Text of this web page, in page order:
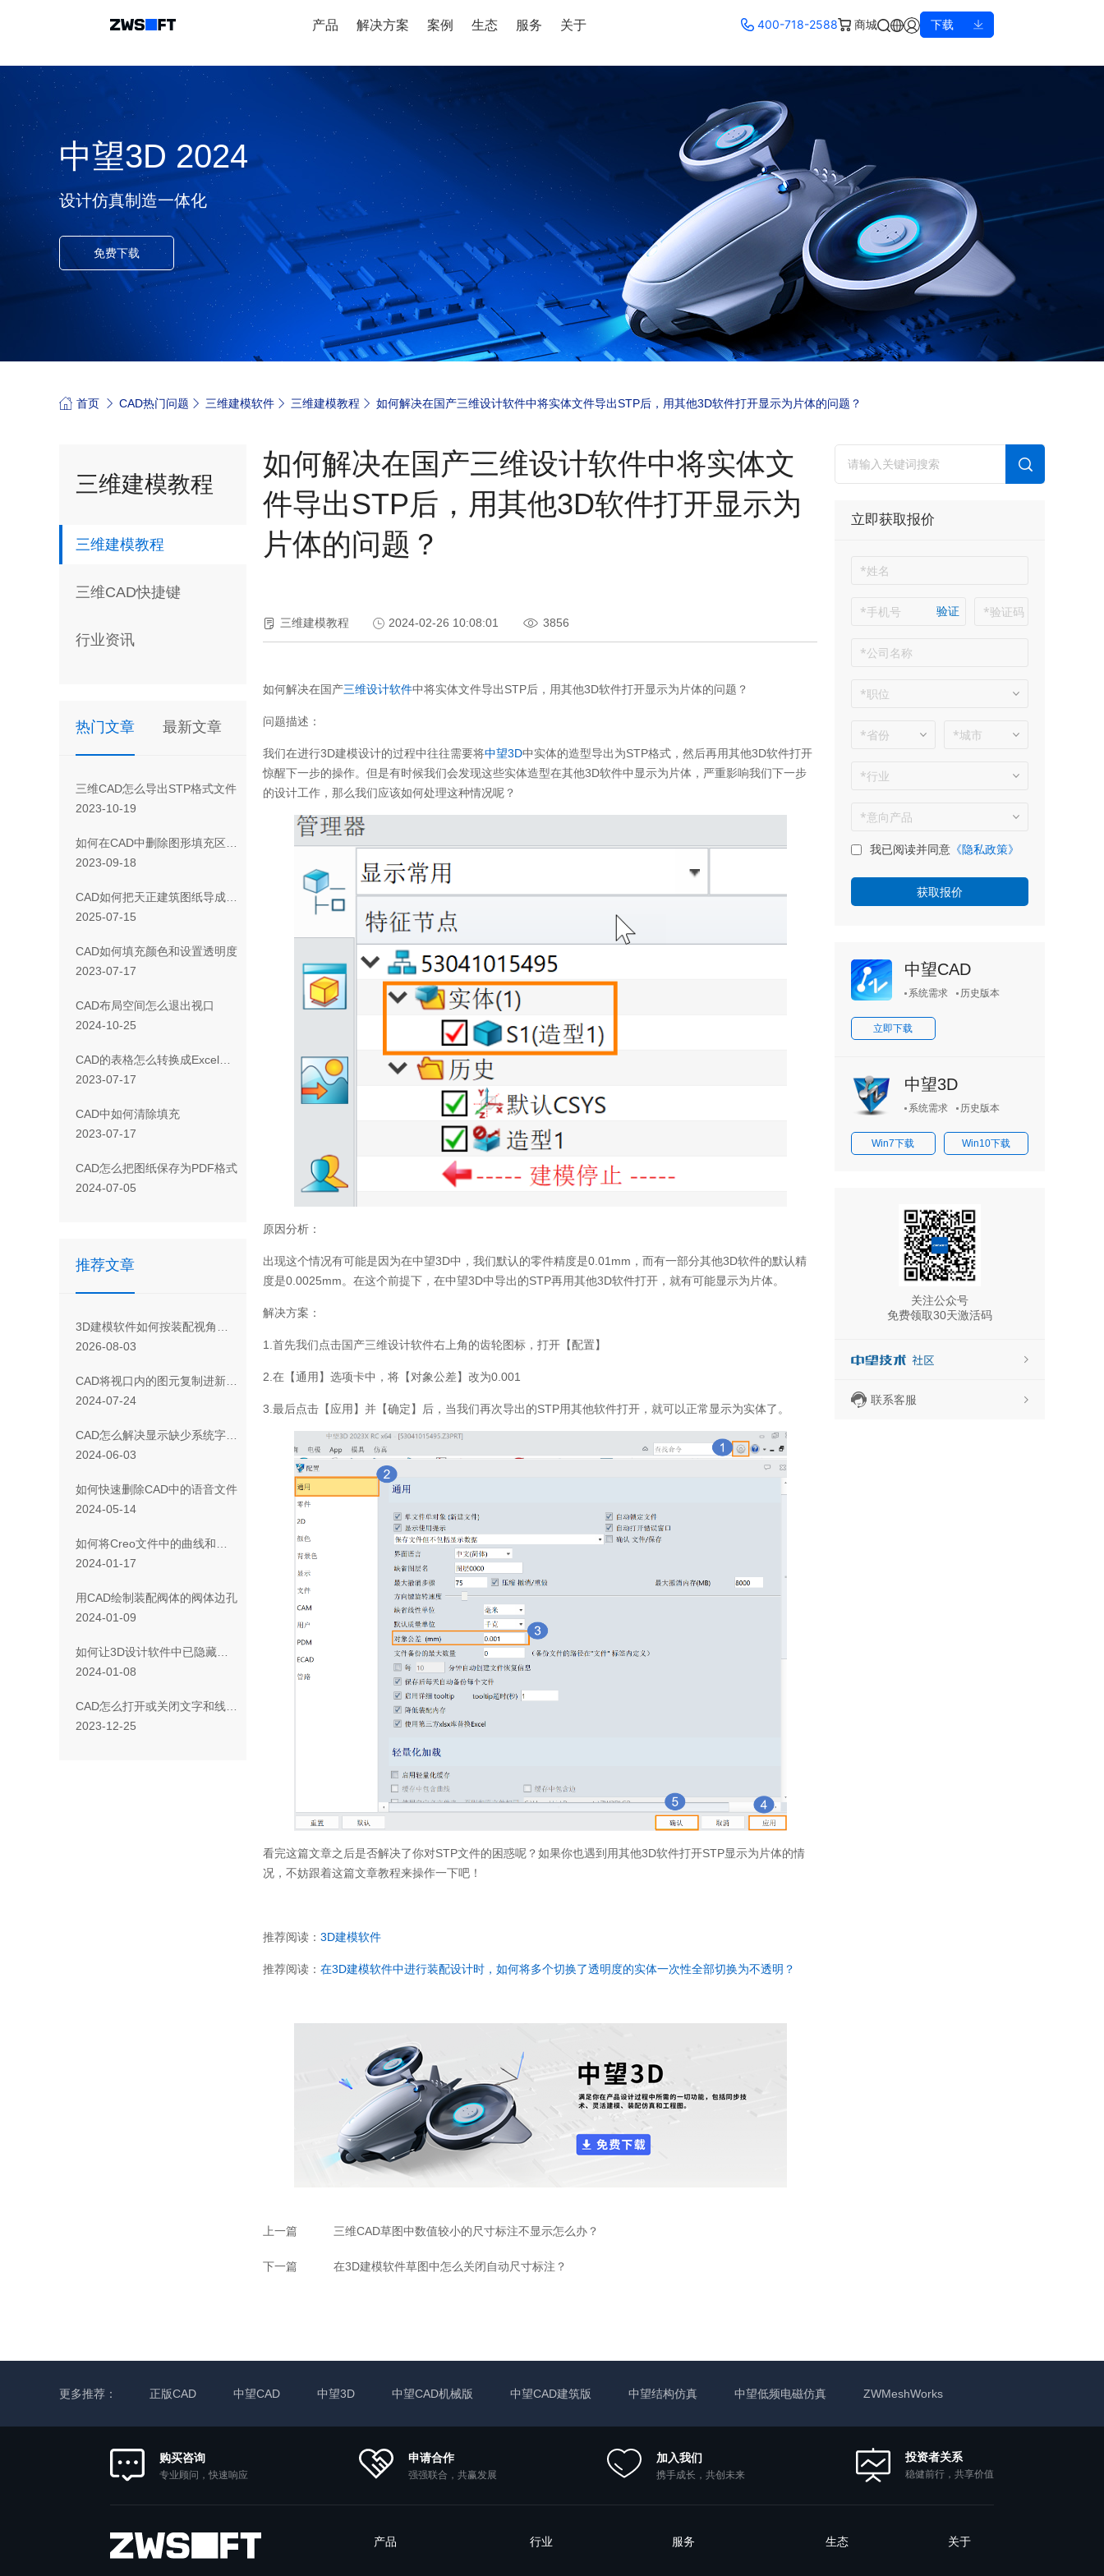
产品 解决方案 案例 生态 服务 关于 400-718-2588 商城 下载
中望3D 2024
设计仿真制造一体化
免费下载
首页 CAD热门问题 三维建模软件 三维建模教程 如何解决在国产三维设计软件中将实体文件导出STP后，用其他3D软件打开显示为片体的问题？
三维建模教程
三维建模教程
三维CAD快捷键
行业资讯
热门文章 最新文章
三维CAD怎么导出STP格式文件
2023-10-19
如何在CAD中删除图形填充区域的一部分
2023-09-18
CAD如何把天正建筑图纸导成天正T3/T8/T9格式版本
2025-07-15
CAD如何填充颜色和设置透明度
2023-07-17
CAD布局空间怎么退出视口
2024-10-25
CAD 的表格怎么转换成Excel表格
2023-07-17
CAD 中如何清除填充
2023-07-17
CAD怎么把图纸保存为PDF格式
2024-07-05
推荐文章
3D建模软件如何按装配视角打开零件（2026SP2及以上版本）？
2026-08-03
CAD将视口内的图元复制进新的dwg文件的操作方法
2024-07-24
CAD怎么解决显示缺少系统字体的情况？
2024-06-03
如何快速删除CAD中的语音文件
2024-05-14
如何将Creo文件中的曲线和文字导入到3D建模软件中？
2024-01-17
用CAD绘制装配阀体的阀体边孔
2024-01-09
如何让3D设计软件中已隐藏对象显示出来？
2024-01-08
CAD怎么打开或关闭文字和线宽显示？
2023-12-25
如何解决在国产三维设计软件中将实体文
件导出STP后，用其他3D软件打开显示为
片体的问题？
三维建模教程 2024-02-26 10:08:01 3856
如何解决在国产三维设计软件中将实体文件导出STP后，用其他3D软件打开显示为片体的问题？
问题描述：
我们在进行3D建模设计的过程中往往需要将中望3D中实体的造型导出为STP格式，然后再用其他3D软件打开
惊醒下一步的操作。但是有时候我们会发现这些实体造型在其他3D软件中显示为片体，严重影响我们下一步
的设计工作，那么我们应该如何处理这种情况呢？
原因分析：
出现这个情况有可能是因为在中望3D中，我们默认的零件精度是0.01mm，而有一部分其他3D软件的默认精
度是0.0025mm。在这个前提下，在中望3D中导出的STP再用其他3D软件打开，就有可能显示为片体。
解决方案：
1.首先我们点击国产三维设计软件右上角的齿轮图标，打开【配置】
2.在【通用】选项卡中，将【对象公差】改为0.001
3.最后点击【应用】并【确定】后，当我们再次导出的STP用其他软件打开，就可以正常显示为实体了。
看完这篇文章之后是否解决了你对STP文件的困惑呢？如果你也遇到用其他3D软件打开STP显示为片体的情
况，不妨跟着这篇文章教程来操作一下吧！
推荐阅读： 3D建模软件
推荐阅读： 在3D建模软件中进行装配设计时，如何将多个切换了透明度的实体一次性全部切换为不透明？
上一篇 三维CAD草图中数值较小的尺寸标注不显示怎么办？
下一篇 在3D建模软件草图中怎么关闭自动尺寸标注？
立即获取报价
验证
我已阅读并同意 《隐私政策》
中望CAD
系统需求 历史版本
立即下载
中望3D
系统需求 历史版本
Win7下载 Win10下载
关注公众号
免费领取30天激活码
联系客服
更多推荐： 正版CAD 中望CAD 中望3D 中望CAD机械版 中望CAD建筑版 中望结构仿真 中望低频电磁仿真 ZWMeshWorks
购买咨询
专业顾问，快速响应
申请合作
强强联合，共赢发展
加入我们
携手成长，共创未来
投资者关系
稳健前行，共享价值
产品 行业 服务 生态 关于